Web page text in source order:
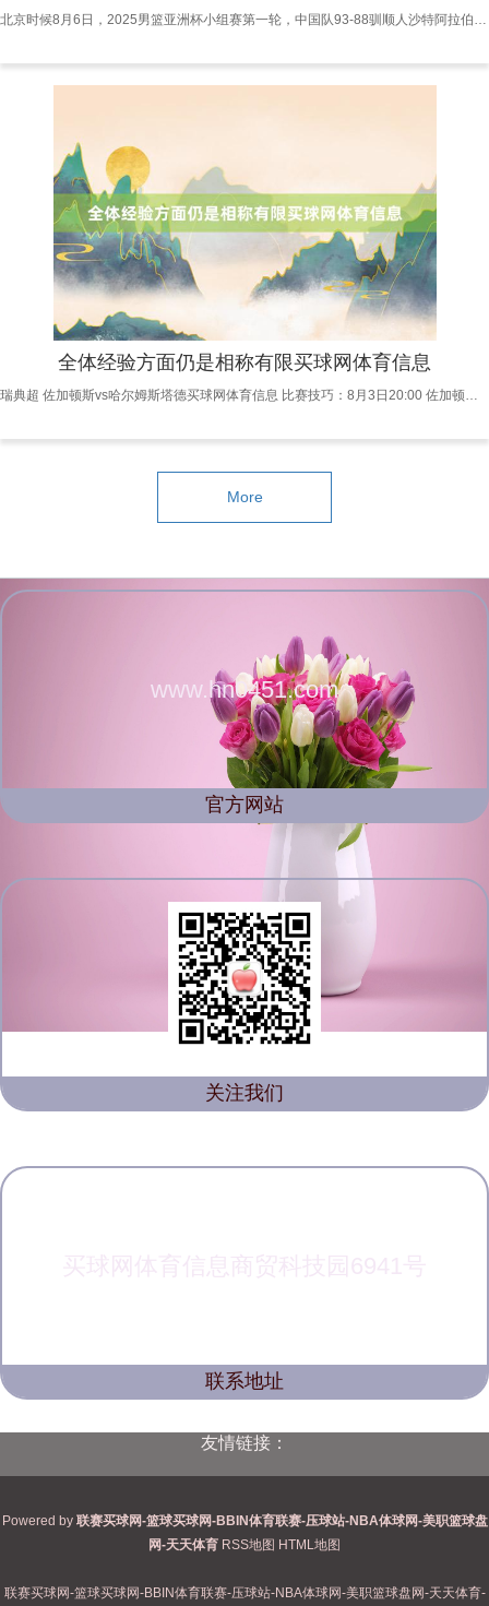
北京时候8月6日，2025男篮亚洲杯小组赛第一轮，中国队93-88驯顺人沙特阿拉伯队获取开门红。 比赛运转后沙特队领先占据优势，他们打出6-2的跳跃。中国队在节末找到状况，程帅澎的冲破匡助中国队反超了比分。第二节比赛两边打得相对胶著，中国队多次拉开分差到两位数，沙特队很快就省略追上，半场打完中国队53-43跳跃沙特队。 第三节一上来，沙特队发起了一波贯穿攻势，表里邻接之下一度将分差放松到了3分。队长赵睿的一记三分匡助中国队稳住了方式，尔后中国队熟悉慎重，再次将分差扩大。三节战罢，中国队80-6
全体经验方面仍是相称有限买球网体育信息
瑞典超 佐加顿斯vs哈尔姆斯塔德买球网体育信息 比赛技巧：8月3日20:00 佐加顿斯长年在瑞典超联赛中属于中上游，本赛季在夏令窗口大幅引援，全体实力获得普及，现在球队的全体身价系数2613万欧元，现时的芬兰东谈主主讲解洪卡瓦拉在2025年1月初接过了球队的教鞭，此前一直握教芬兰的球队，还担任过芬兰国度队的助理讲解，全体经验仍是比拟丰富。 哈尔姆斯塔德天然近些年在瑞典超中占据了一席之位，但基本每年都在艰苦保级只是属于卑鄙的军队，球队的全体身价系数850万欧元，现时的瑞典东谈主主讲解林德霍尔姆在
More
www.hn0451.com
官方网站
关注我们
联系地址
友情链接：
Powered by 联赛买球网-篮球买球网-BBIN体育联赛-压球站-NBA体球网-美职篮球盘
网-天天体育 RSS地图 HTML地图
联赛买球网-篮球买球网-BBIN体育联赛-压球站-NBA体球网-美职篮球盘网-天天体育-